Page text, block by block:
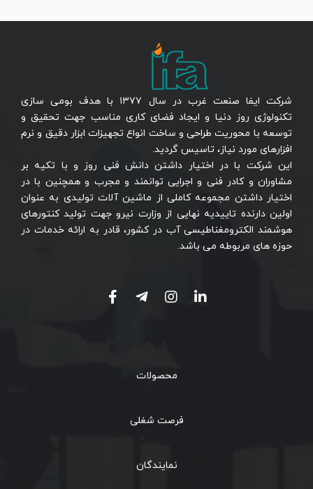
شرکت ایفا صنعت غرب در سال ۱۳۷۷ با هدف بومی سازی
تکنولوژی روز دنیا و ایجاد فضای کاری مناسب جهت تحقیق و
توسعه با محوریت طراحی و ساخت انواع تجهیزات ابزار دقیق و نرم
افزارهای مورد نیاز، تاسیس گردید.
این شرکت با در اختیار داشتن دانش فنی روز و با تکیه بر
مشاوران و کادر فنی و اجرایی توانمند و مجرب و همچنین با در
اختیار داشتن مجموعه کاملی از ماشین آلات تولیدی به عنوان
اولین دارنده تاییدیه نهایی از وزارت نیرو جهت تولید کنتورهای
هوشمند الکترومغناطیسی آب در کشور، قادر به ارائه خدمات در
حوزه های مربوطه می باشد.
محصولات
فرصت شغلی
نمایندگان